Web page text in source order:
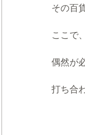
その百
ここで
偶然が
打ち合